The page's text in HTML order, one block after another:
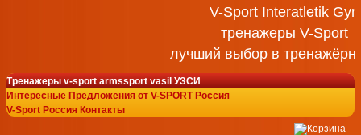
V-Sport Interatletik
тренажеры V-Sport
лучший выбор в
Тренажеры v-sport armssport vasil УЗСИ
Интересные Предложения от V-SPORT Россия
V-Sport Россия Контакты